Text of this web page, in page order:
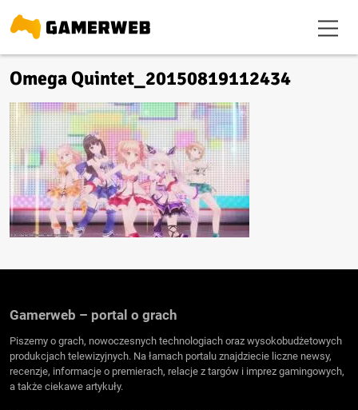
Omega Quintet_20150819112434
Gamerweb – portal o grach
Piszemy o grach, nowoczesnych technologiach oraz wysokobudżetowych
produkcjach telewizyjnych. Na łamach portalu znajdziecie liczne newsy,
recenzje, informacje o premierach, relacje z targów i imprez gamingowych,
a także ciekawe artykuły.